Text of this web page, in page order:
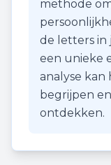
methode
de letters in
een unieke
analyse
begrijpen
ontdekken.